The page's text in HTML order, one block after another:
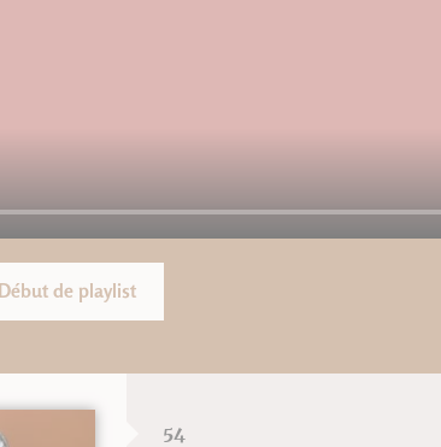
Début de playlist
54